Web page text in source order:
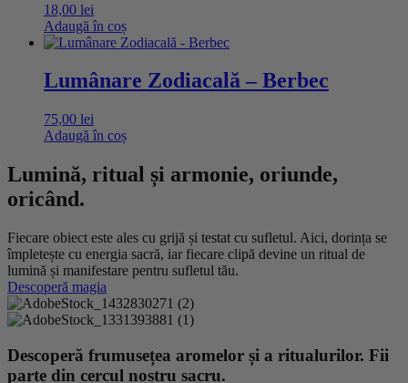
18,00 lei
Adaugă în coș
Lumânare Zodiacală – Berbec
75,00 lei
Adaugă în coș
Lumină, ritual și armonie, oriunde,
oricând.
Fiecare obiect este ales cu grijă și testat cu sufletul. Aici, dorința se
împletește cu energia sacră, iar fiecare clipă devine un ritual de
lumină și manifestare pentru sufletul tău.
Descoperă magia
Descoperă frumusețea aromelor și a ritualurilor. Fii
parte din cercul nostru sacru.